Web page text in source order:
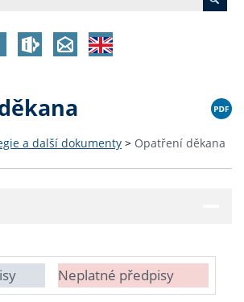
a další dokumenty > Opatření děkana
Neplatné předpisy